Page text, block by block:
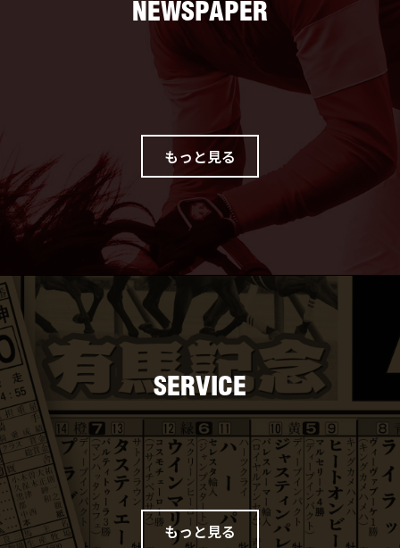
NEWSPAPER
東日本地区の競馬専門紙
「中央版」と「南関東地方版」の2種を発行
もっと見る
SERVICE
プリントサービス
ネット新聞がコンビニのマルチプリンタで購入可
もっと見る